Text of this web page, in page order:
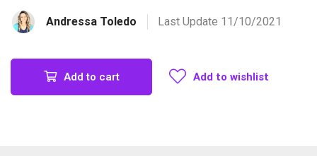
Andressa Toledo Last Update 11/10/2021
Add to cart Add to wishlist